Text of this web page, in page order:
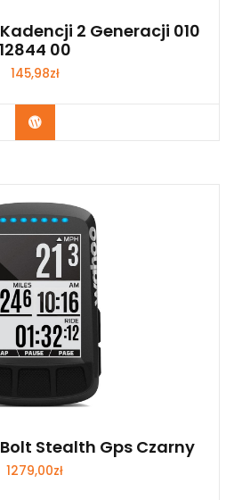
2 Generacji 010
12844 00
145,98zł
Kup Teraz
Stealth Gps Czarny
1279,00zł